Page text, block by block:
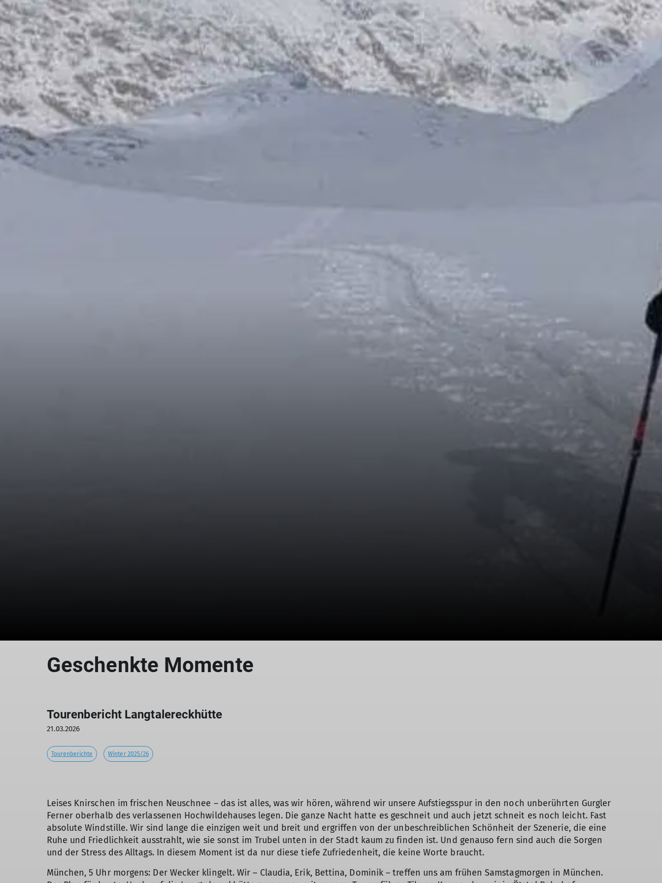
Geschenkte Momente
Tourenbericht Langtalereckhütte
21.03.2026
Tourenberichte Winter 2025/26
Leises Knirschen im frischen Neuschnee – das ist alles, was wir hören, während wir unsere Aufstiegsspur in den noch unberührten Gurgler
Ferner oberhalb des verlassenen Hochwildehauses legen. Die ganze Nacht hatte es geschneit und auch jetzt schneit es noch leicht. Fast
absolute Windstille. Wir sind lange die einzigen weit und breit und ergriffen von der unbeschreiblichen Schönheit der Szenerie, die eine
Ruhe und Friedlichkeit ausstrahlt, wie sie sonst im Trubel unten in der Stadt kaum zu finden ist. Und genauso fern sind auch die Sorgen
und der Stress des Alltags. In diesem Moment ist da nur diese tiefe Zufriedenheit, die keine Worte braucht.
München, 5 Uhr morgens: Der Wecker klingelt. Wir – Claudia, Erik, Bettina, Dominik – treffen uns am frühen Samstagmorgen in München.
© Tilman Knopp